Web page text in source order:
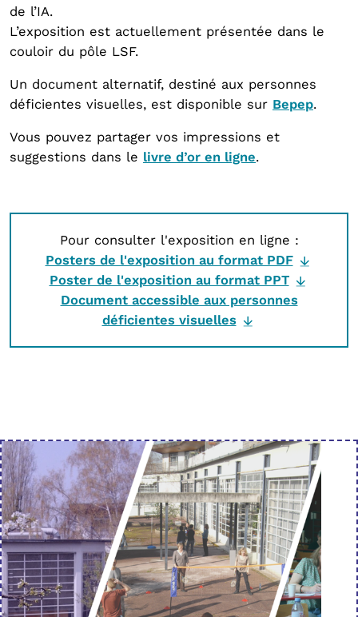
de l’IA.
L’exposition est actuellement présentée dans le
couloir du pôle LSF.
Un document alternatif, destiné aux personnes
déficientes visuelles, est disponible sur Bepep.
Vous pouvez partager vos impressions et
suggestions dans le livre d’or en ligne.
Pour consulter l'exposition en ligne :
Posters de l'exposition au format PDF
Poster de l'exposition au format PPT
Document accessible aux personnes
déficientes visuelles